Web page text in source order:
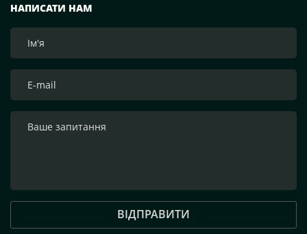
НАПИСАТИ НАМ
ВІДПРАВИТИ